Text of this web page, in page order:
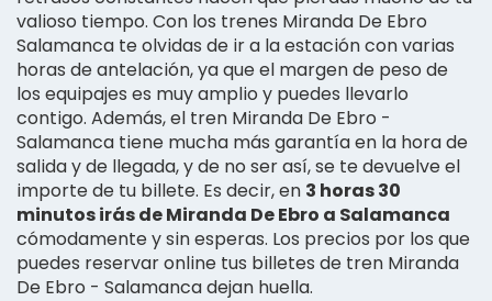
valioso tiempo. Con los trenes Miranda De Ebro
Salamanca te olvidas de ir a la estación con varias
horas de antelación, ya que el margen de peso de
los equipajes es muy amplio y puedes llevarlo
contigo. Además, el tren Miranda De Ebro -
Salamanca tiene mucha más garantía en la hora de
salida y de llegada, y de no ser así, se te devuelve el
importe de tu billete. Es decir, en 3 horas 30
minutos irás de Miranda De Ebro a Salamanca
cómodamente y sin esperas. Los precios por los que
puedes reservar online tus billetes de tren Miranda
De Ebro - Salamanca dejan huella.